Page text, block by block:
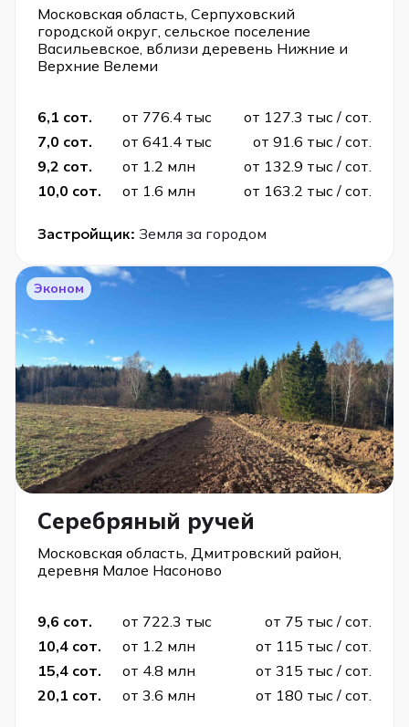
Московская область, Серпуховский
городской округ, сельское поселение
Васильевское, вблизи деревень Нижние и
Верхние Велеми
6,1 сот. от 776.4 тыс
от 127.3 тыс / сот.
7,0 сот.
от 641.4 тыс
от 91.6 тыс / сот.
9,2 сот.
от 1.2 млн
от 132.9 тыс / сот.
10,0 сот.
от 1.6 млн от 163.2 тыс / сот.
Застройщик: Земля за городом
Эконом
Серебряный ручей
Московская область, Дмитровский район,
деревня Малое Насоново
9,6 сот. от 722.3 тыс
от 75 тыс / сот.
10,4 сот.
от 1.2 млн
от 115 тыс / сот.
15,4 сот.
от 4.8 млн
от 315 тыс / сот.
20,1 сот.
от 3.6 млн от 180 тыс / сот.